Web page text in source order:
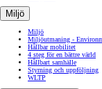
Miljö
Miljö
Miljöutmaning -
Hållbar mobilitet
4 steg för en bättre värld
Hållbart samhälle
Styrning och uppföljning
WLTP